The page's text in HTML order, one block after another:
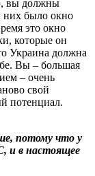
вы должны
них было окно
это окно
которые он
Украина должна
Вы – большая
– очень
свой
потенциал.
потому что у
и в настоящее